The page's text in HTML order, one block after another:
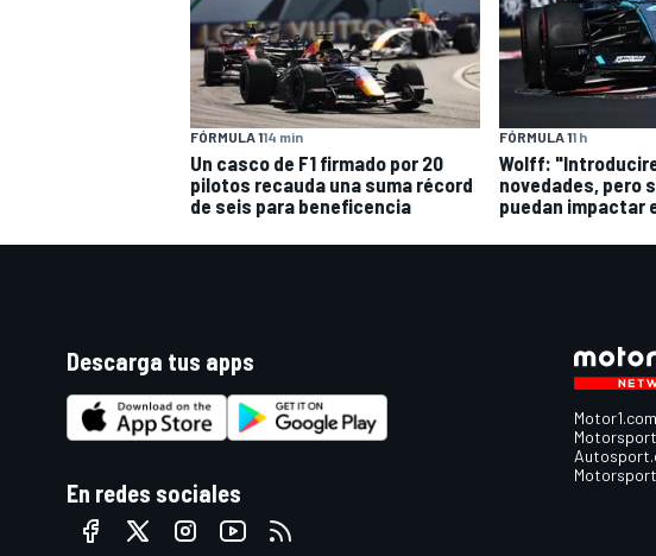
FÓRMULA 114 min
Un casco de F1 firmado por 20
pilotos recauda una suma récord
de seis para beneficencia
FÓRMULA 11 h
Wolff:
novedades, pero
puedan impactar
Descarga tus apps
En redes sociales
Motor1.com